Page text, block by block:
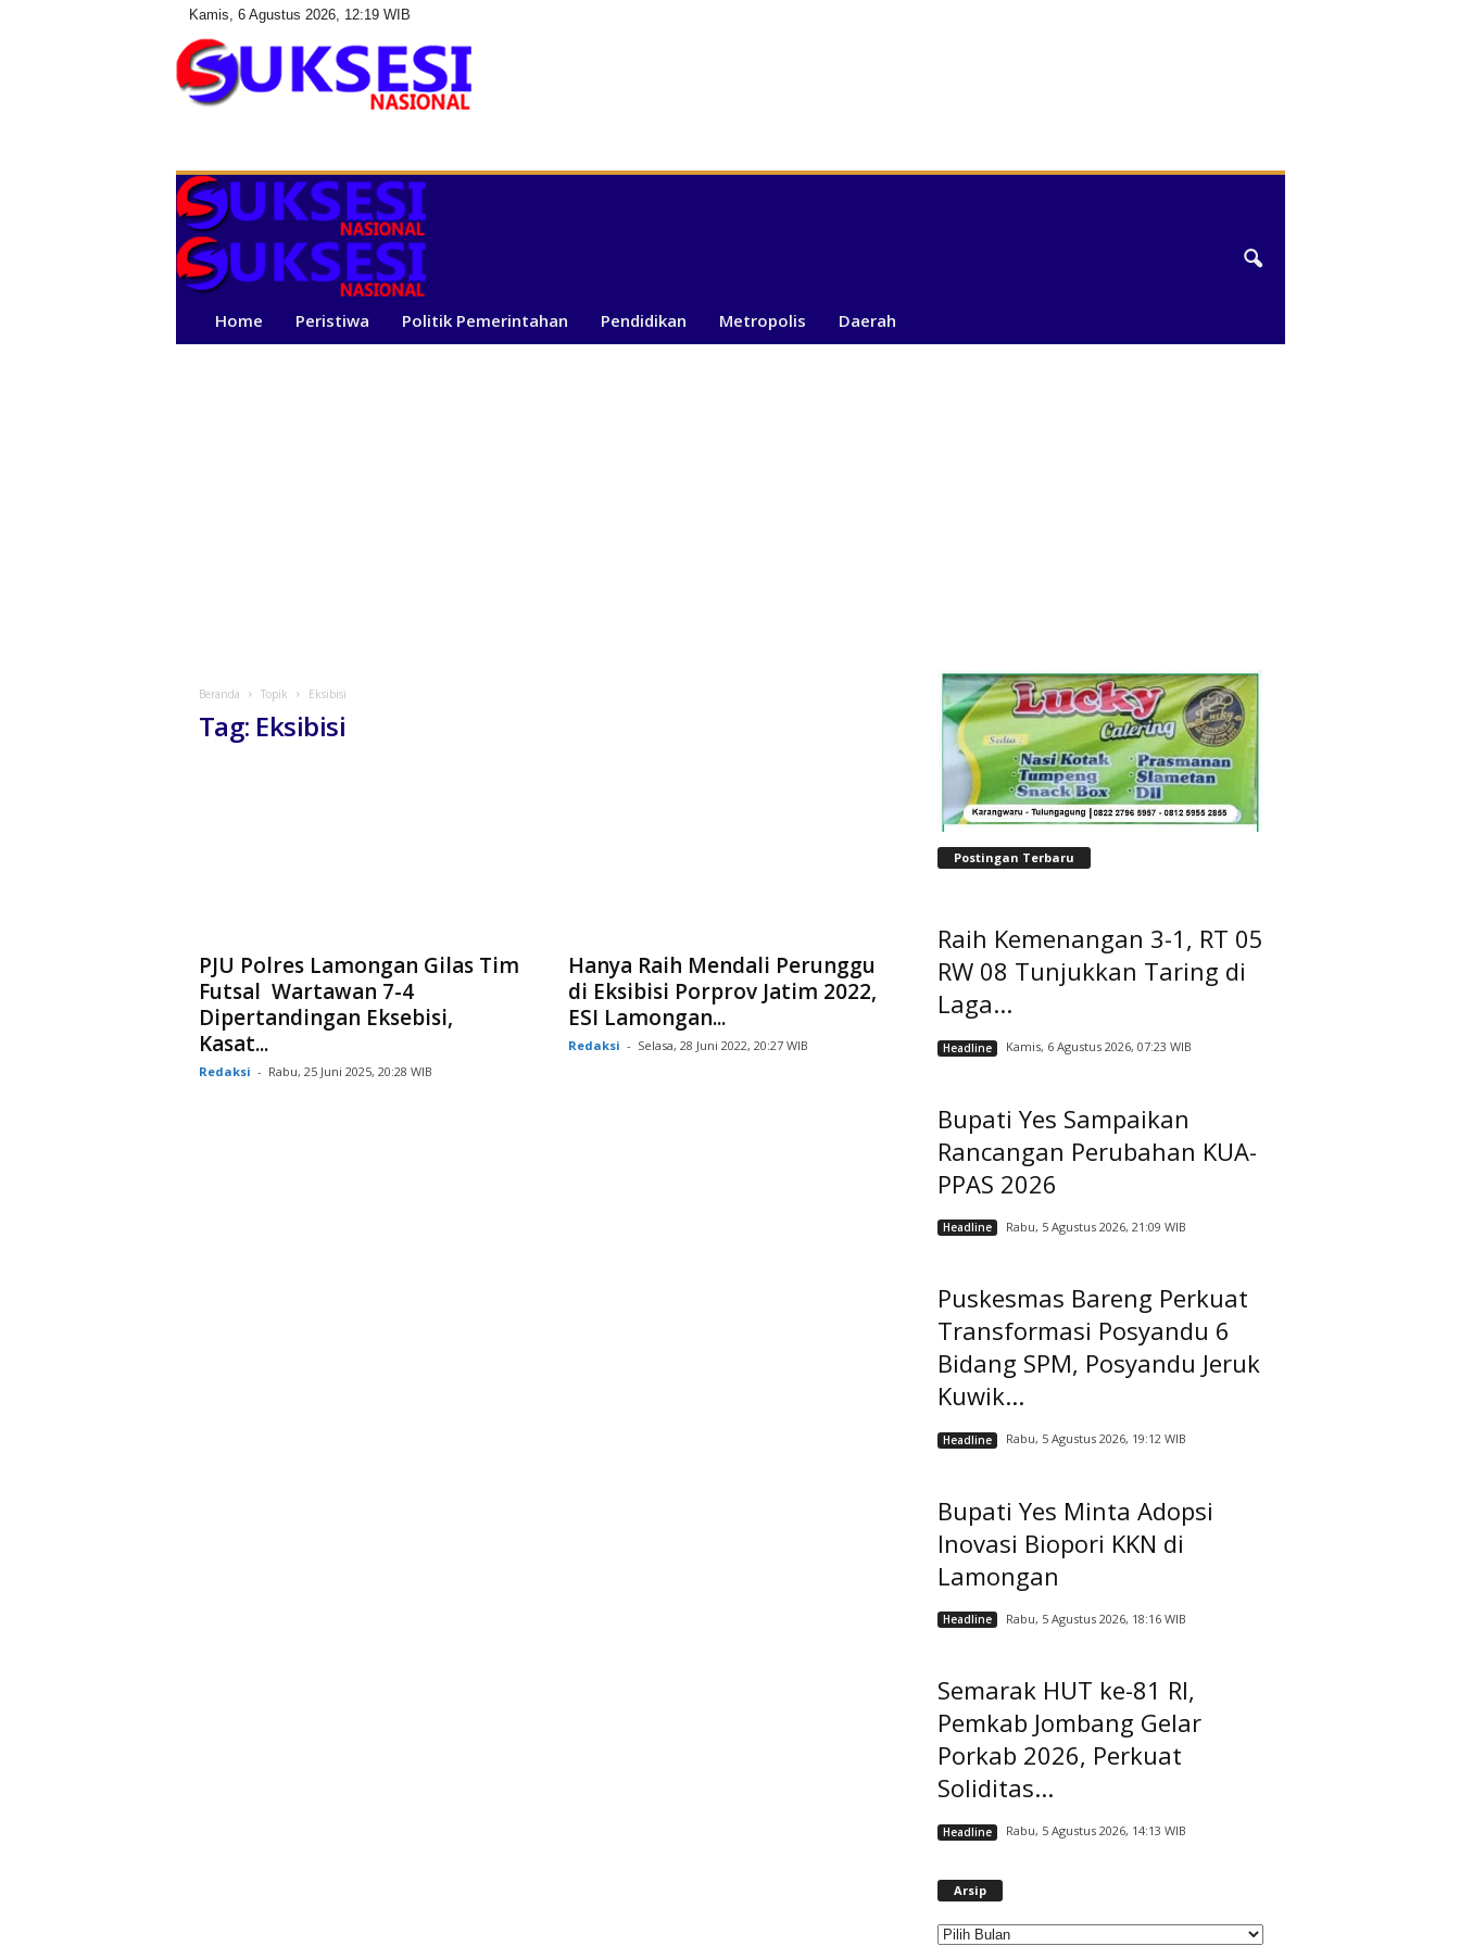
Kamis, 6 Agustus 2026, 12:19 WIB
s
e
i
N
i
Home Peristiwa Politik Pemerintahan Pendidikan Metropolis Daerah
Beranda Topik Eksibisi
Tag: Eksibisi
PJU Polres Lamongan Gilas Tim
Futsal Wartawan 7-4
Dipertandingan Eksebisi,
Kasat...
Redaksi - Rabu, 25 Juni 2025, 20:28 WIB
Hanya Raih Mendali Perunggu
di Eksibisi Porprov Jatim 2022,
ESI Lamongan...
Redaksi - Selasa, 28 Juni 2022, 20:27 WIB
Postingan Terbaru
Raih Kemenangan 3-1, RT 05
RW 08 Tunjukkan Taring di
Laga...
Headline Kamis, 6 Agustus 2026, 07:23 WIB
Bupati Yes Sampaikan
Rancangan Perubahan KUA-
PPAS 2026
Headline Rabu, 5 Agustus 2026, 21:09 WIB
Puskesmas Bareng Perkuat
Transformasi Posyandu 6
Bidang SPM, Posyandu Jeruk
Kuwik...
Headline Rabu, 5 Agustus 2026, 19:12 WIB
Bupati Yes Minta Adopsi
Inovasi Biopori KKN di
Lamongan
Headline Rabu, 5 Agustus 2026, 18:16 WIB
Semarak HUT ke-81 RI,
Pemkab Jombang Gelar
Porkab 2026, Perkuat
Soliditas...
Headline Rabu, 5 Agustus 2026, 14:13 WIB
Arsip
i